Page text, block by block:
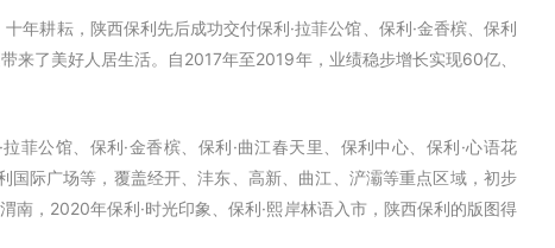
年耕耘，陕西保利先后成功交付保利·拉菲公馆、保利·金香槟、保利
来了美好人居生活。自2017年至2019年，业绩稳步增长实现60亿、
菲公馆、保利·金香槟、保利·曲江春天里、保利中心、保利·心语花
国际广场等，覆盖经开、沣东、高新、曲江、浐灞等重点区域，初步
南，2020年保利·时光印象、保利·熙岸林语入市，陕西保利的版图得